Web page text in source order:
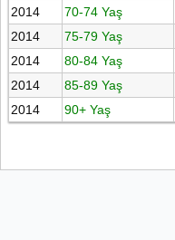
2014
70-74 Yaş
2014
75-79 Yaş
2014
80-84 Yaş
2014
85-89 Yaş
2014
90+ Yaş